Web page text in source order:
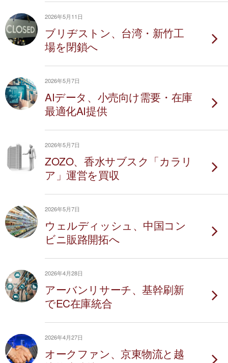
2026年5月11日
ブリヂストン、台湾・新竹工
場を閉鎖へ
2026年5月7日
AIデータ、小売向け需要・在庫
最適化AI提供
2026年5月7日
ZOZO、香水サブスク「カラリ
ア」運営を買収
2026年5月7日
ウェルディッシュ、中国コン
ビニ販路開拓へ
2026年4月28日
アーバンリサーチ、基幹刷新
でEC在庫統合
2026年4月27日
オークファン、京東物流と越